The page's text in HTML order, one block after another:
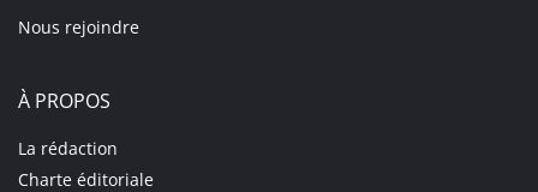
Nous rejoindre
À PROPOS
La rédaction
Charte éditoriale